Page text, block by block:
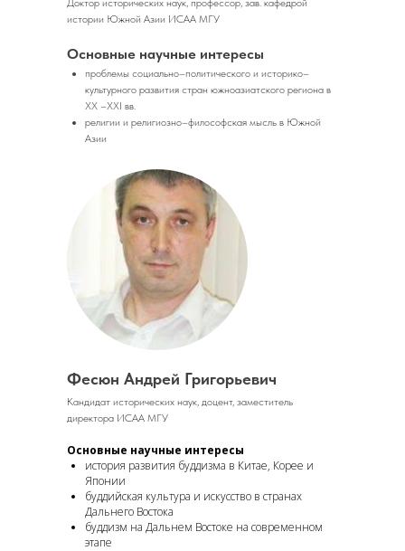
истории Южной Азии ИСАА МГУ
Основные научные интересы
проблемы социально–политического и историко–
культурного развития стран южноазиатского региона в
XX –XXI вв.
религии и религиозно–философская мысль в Южной
Азии
Фесюн Андрей Григорьевич
Кандидат исторических наук, доцент, заместитель
директора ИСАА МГУ
Основные научные интересы
история развития буддизма в Китае, Корее и
Японии
буддийская культура и искусство в странах
Дальнего Востока
буддизм на Дальнем Востоке на современном
этапе